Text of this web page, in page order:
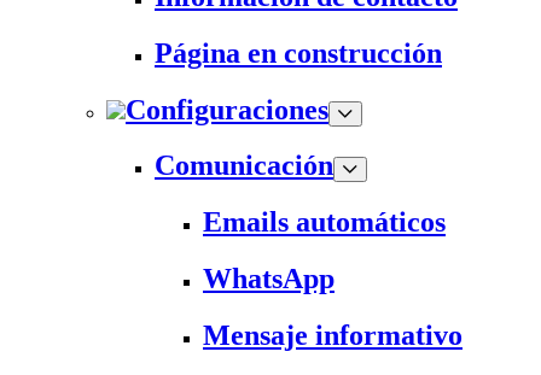
Página en construcción
Configuraciones
Comunicación
Emails automáticos
WhatsApp
Mensaje informativo